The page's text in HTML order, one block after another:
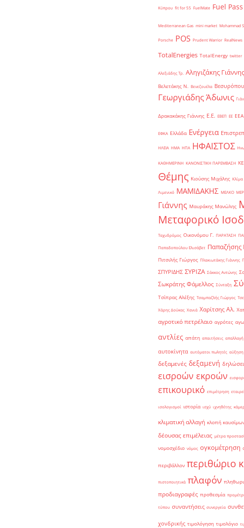
Κύπρου fit for 55 FuelMate Fuel Pass
Mediterranean Gas mini market Mohammad
Porsche POS Prudent Warrior RealNews
TotalEnergies TotalEnergy twitter
Αλεξιάδης Τρ. Αληγιζάκης Γιάννης
Βελετάκης Ν. Βενεζουέλα
Γεωργιάδης Άδωνις
Δρακακάκης Γιάννης Ε.Ε. ΕΒΕΠ ΕΕ ΕΕΑ
ΕΦΚΑ Ελλάδα Ενέργεια
ΗΛΕΙΑ ΗΜΑ ΗΠΑ ΗΦΑΙΣΤΟΣ
ΚΑΘΗΜΕΡΙΝΗ ΚΑΝΟΝΙΣΤΙΚΗ ΠΑΡΕΜΒΑΣΗ
Θέμης Κιούσης Μιχάλης Κλίμα
Λιμενικό ΜΑΜΙΔΑΚΗΣ ΜΕΛΚΟ
Γιάννης Μαυράκης Μανώλης
Μεταφορικό
Ταχυδρόμος Οικονόμου Γ. ΠΑΡΑΤΑΣΗ
Παπαδοπούλου Ελισάβετ Παπαζήσης
Πιτσιλής Γιώργος Πλακιωτάκης Γιάννης
ΣΠΥΡΙΔΗΣ ΣΥΡΙΖΑ Σάκκος Αντώνης
Σωκράτης Φάμελλος Σύνταξη
Τσίπρας Αλέξης Τσαμπαζλής Γιώργος
Χάρης Δούκας Χανιά Χαρίτσης Αλ.
αγροτικό πετρέλαιο αγρότες
αντλίες απάτη απαιτήσεις απαλλαγή
αυτοκίνητα αυτόματοι πωλητές αύξηση
δεξαμενές δεξαμενή
εισροών εκροών
επικουρικό επιμέτρηση
ισολογισμοί ιστορία ισχύ ιχνηθέτης
κλιματική αλλαγή κλοπή
δέουσας επιμέλειας μέτρα
νομοσχέδιο νόμος ογκομέτρηση
περιβάλλον περιθώριο
πιστοποιητικά πλαφόν
προδιαγραφές προθεσμία
τύπου συναντήσεις συνεργεία
χονδρικής τιμολόγηση τιμολόγιο